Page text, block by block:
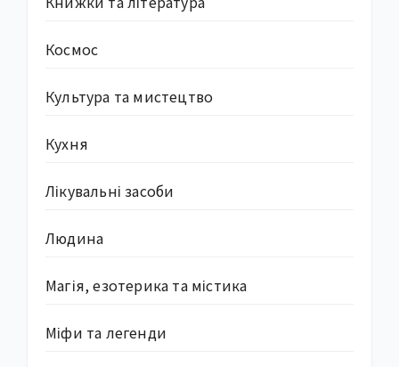
Космос
Культура та мистецтво
Кухня
Лікувальні засоби
Людина
Магія, езотерика та містика
Міфи та легенди